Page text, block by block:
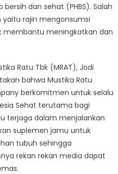
dan sehat (PHBS). Salah
yaitu rajin mengonsumsi
meningkatkan dan
Ratu Tbk (MRAT), Jodi
bahwa Mustika Ratu
berkomitmen untuk selalu
Sehat terutama bagi
terjaga dalam menjalankan
suplemen jamu untuk
tubuh sehingga
rekan rekan media dapat